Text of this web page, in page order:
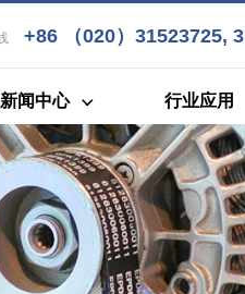
+86 （020）31523725,
新闻中心 行业应用